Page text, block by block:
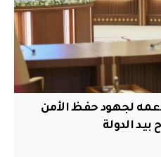
دعمه لجهود حفظ الأمن
الدولة